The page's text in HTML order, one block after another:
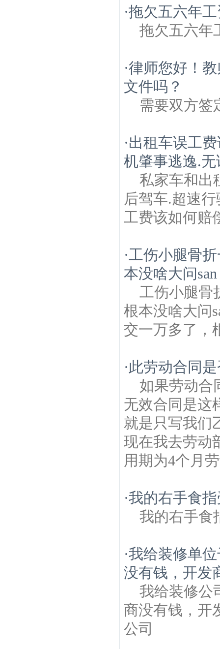
·拖欠五六年
拖欠五六年
·律师您好！
文件吗？
需要双方签
·出租车误工
机肇事逃逸.
私家车和出
后驾车.超速
工费该如何赔
·工伤小腿骨
本没啥大问san
工伤小腿骨
根本没啥大问
交一万多了，
·此劳动合同
如果劳动合
无效合同是这
就是只写我们
现在我去劳动
用期为4个月
·我的右手食
我的右手食
·我给装修单
没有钱，开发
我给装修公
商没有钱，开
公司